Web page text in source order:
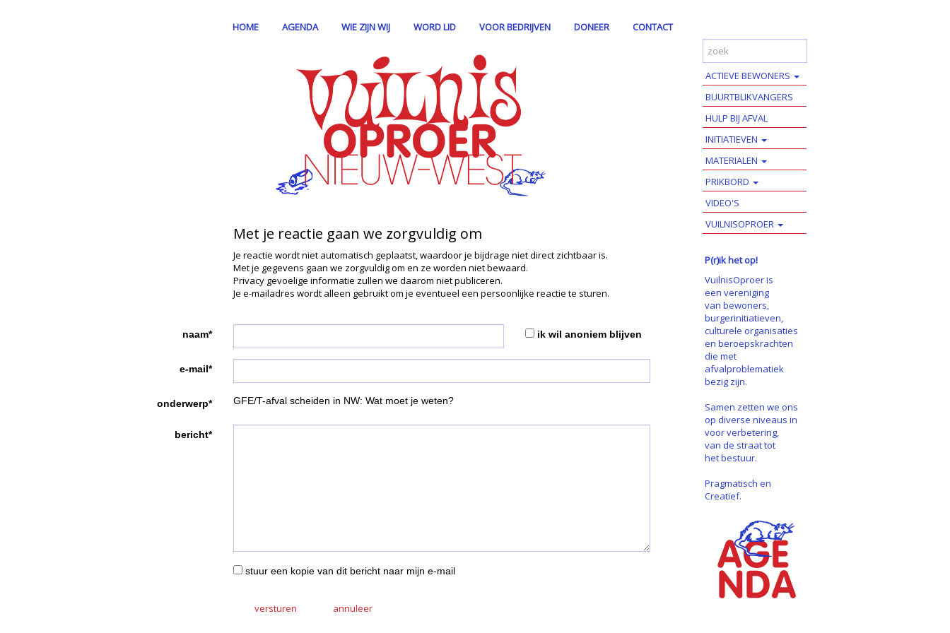
HOME AGENDA WIE ZIJN WIJ WORD LID VOOR BEDRIJVEN DONEER CONTACT
Met je reactie gaan we zorgvuldig om
Je reactie wordt niet automatisch geplaatst, waardoor je bijdrage niet direct zichtbaar is.
Met je gegevens gaan we zorgvuldig om en ze worden niet bewaard.
Privacy gevoelige informatie zullen we daarom niet publiceren.
Je e-mailadres wordt alleen gebruikt om je eventueel een persoonlijke reactie te sturen.
naam* ik wil anoniem blijven
e-mail*
onderwerp* GFE/T-afval scheiden in NW: Wat moet je weten?
bericht*
stuur een kopie van dit bericht naar mijn e-mail
versturen
ACTIEVE BEWONERS
BUURTBLIKVANGERS
HULP BIJ AFVAL
INITIATIEVEN
MATERIALEN
PRIKBORD
VIDEO'S
VUILNISOPROER
P(r)ik het op!
VuilnisOproer is
een vereniging
van bewoners,
burgerinitiatieven,
culturele organisaties
en beroepskrachten
die met
afvalproblematiek
bezig zijn.
Samen zetten we ons
op diverse niveaus in
voor verbetering,
van de straat tot
het bestuur.
Pragmatisch en
Creatief.